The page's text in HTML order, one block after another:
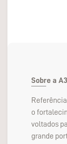
Sobre a
o
voltados
grande